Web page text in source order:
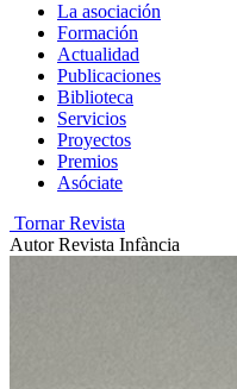
La asociación
Formación
Actualidad
Publicaciones
Biblioteca
Servicios
Proyectos
Premios
Asóciate
Tornar Revista
Autor Revista Infància